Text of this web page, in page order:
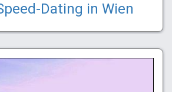
Dating in Wien